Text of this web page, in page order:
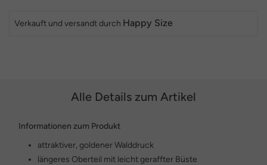
Verkauft und versandt durch Happy Size
Alle Details zum Artikel
Informationen zum Produkt
attraktiver, goldener Walddruck
längeres Oberteil mit leicht geraffter Büste